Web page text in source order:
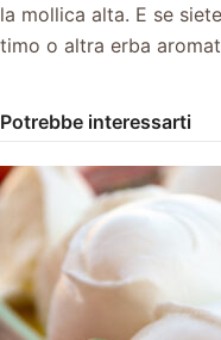
la mollica alta. E se
timo o altra erba
Potrebbe interessarti